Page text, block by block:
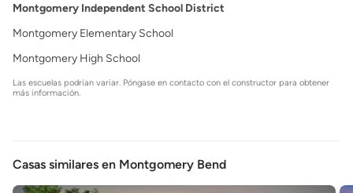
Montgomery Independent School District
Montgomery Elementary School
Montgomery High School
Las escuelas podrían variar. Póngase en contacto con el constructor para obtener
más información.
Casas similares en Montgomery Bend